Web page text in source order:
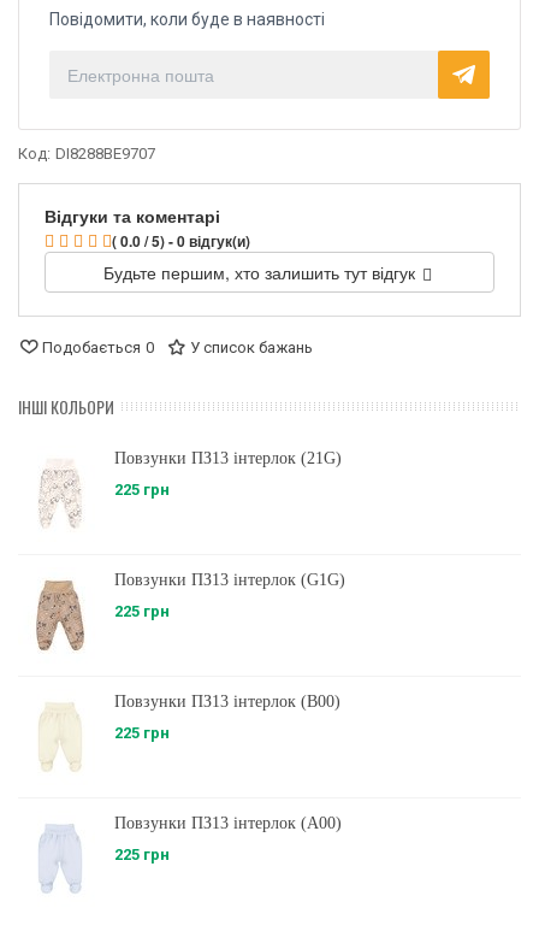
Повідомити, коли буде в наявності
Код: DI8288BE9707
Відгуки та коментарі
( 0.0 / 5) - 0 відгук(и)
Будьте першим, хто залишить тут відгук
Подобається 0 У список бажань
ІНШІ КОЛЬОРИ
Повзунки ПЗ13 інтерлок (21G)
225 грн
Повзунки ПЗ13 інтерлок (G1G)
225 грн
Повзунки ПЗ13 інтерлок (B00)
225 грн
Повзунки ПЗ13 інтерлок (A00)
225 грн